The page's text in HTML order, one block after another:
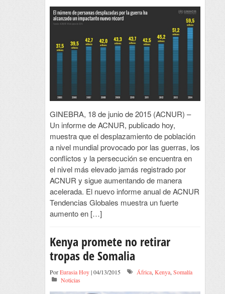
GINEBRA, 18 de junio de 2015 (ACNUR) –
Un informe de ACNUR, publicado hoy,
muestra que el desplazamiento de población
a nivel mundial provocado por las guerras, los
conflictos y la persecución se encuentra en
el nivel más elevado jamás registrado por
ACNUR y sigue aumentando de manera
acelerada. El nuevo informe anual de ACNUR
Tendencias Globales muestra un fuerte
aumento en […]
Kenya promete no retirar
tropas de Somalia
PorEurasia Hoy| 04/13/2015 África,Kenya,Somalía
Noticias